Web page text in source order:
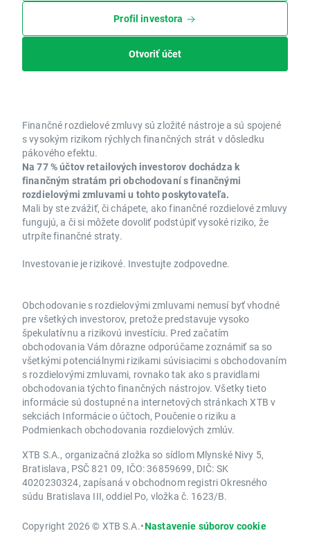
Profil investora
Otvoriť účet
Finančné rozdielové zmluvy sú zložité nástroje a sú spojené
s vysokým rizikom rýchlych finančných strát v dôsledku
pákového efektu.
Na 77 % účtov retailových investorov dochádza k
finančným stratám pri obchodovaní s finančnými
rozdielovými zmluvami u tohto poskytovateľa.
Mali by ste zvážiť, či chápete, ako finančné rozdielové zmluvy
fungujú, a či si môžete dovoliť podstúpiť vysoké riziko, že
utrpíte finančné straty.
Investovanie je rizikové. Investujte zodpovedne.
Obchodovanie s rozdielovými zmluvami nemusí byť vhodné
pre všetkých investorov, pretože predstavuje vysoko
špekulatívnu a rizikovú investíciu. Pred začatím
obchodovania Vám dôrazne odporúčame zoznámiť sa so
všetkými potenciálnymi rizikami súvisiacimi s obchodovaním
s rozdielovými zmluvami, rovnako tak ako s pravidlami
obchodovania týchto finančných nástrojov. Všetky tieto
informácie sú dostupné na internetových stránkach XTB v
sekciách Informácie o účtoch, Poučenie o riziku a
Podmienkach obchodovania rozdielových zmlúv.
XTB S.A., organizačná zložka so sídlom Mlynské Nivy 5,
Bratislava, PSČ 821 09, IČO: 36859699, DIČ: SK
4020230324, zapísaná v obchodnom registri Okresného
súdu Bratislava III, oddiel Po, vložka č. 1623/B.
Copyright 2026 © XTB S.A.•Nastavenie súborov cookie